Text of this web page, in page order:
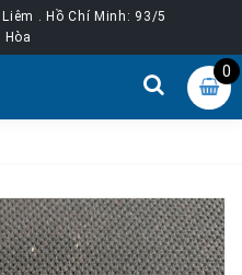
. Hồ Chí Minh: 93/5
Hòa
0